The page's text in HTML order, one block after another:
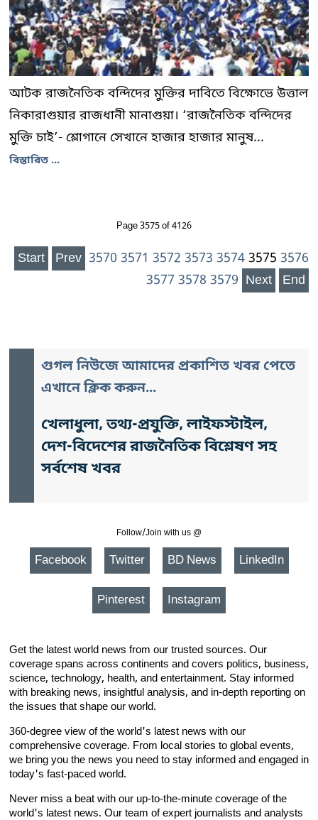
আটক রাজনৈতিক বন্দিদের মুক্তির দাবিতে বিক্ষোভে উত্তাল
নিকারাগুয়ার রাজধানী মানাগুয়া। ‘রাজনৈতিক বন্দিদের
মুক্তি চাই’- শ্লোগানে সেখানে হাজার হাজার মানুষ...
বিস্তারিত ...
Page 3575 of 4126
Start Prev 3570 3571 3572 3573 3574 3575 3576
3577 3578 3579 Next End
গুগল নিউজে আমাদের প্রকাশিত খবর পেতে
এখানে ক্লিক করুন...
খেলাধুলা, তথ্য-প্রযুক্তি, লাইফস্টাইল,
দেশ-বিদেশের রাজনৈতিক বিশ্লেষণ সহ
সর্বশেষ খবর
Follow/Join with us @
Facebook Twitter BD News LinkedIn
Pinterest Instagram
Get the latest world news from our trusted sources. Our
coverage spans across continents and covers politics, business,
science, technology, health, and entertainment. Stay informed
with breaking news, insightful analysis, and in-depth reporting on
the issues that shape our world.
360-degree view of the world's latest news with our
comprehensive coverage. From local stories to global events,
we bring you the news you need to stay informed and engaged in
today's fast-paced world.
Never miss a beat with our up-to-the-minute coverage of the
world's latest news. Our team of expert journalists and analysts